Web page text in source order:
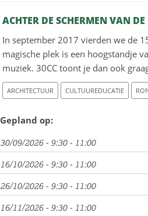
ACHTER DE SCHERMEN VAN
In september 2017 vierden we de
magische plek is een hoogstandje
muziek. 30CC toont je dan ook
ARCHITECTUUR CULTUUREDUCATIE
Gepland op:
30/09/2026 - 9:30 - 11:00
16/10/2026 - 9:30 - 11:00
26/10/2026 - 9:30 - 11:00
16/11/2026 - 9:30 - 11:00